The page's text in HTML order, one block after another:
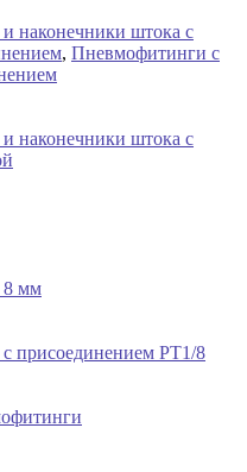
наконечники штока с
, Пневмофитинги с
наконечники штока с
8 мм
присоединением PT1/8